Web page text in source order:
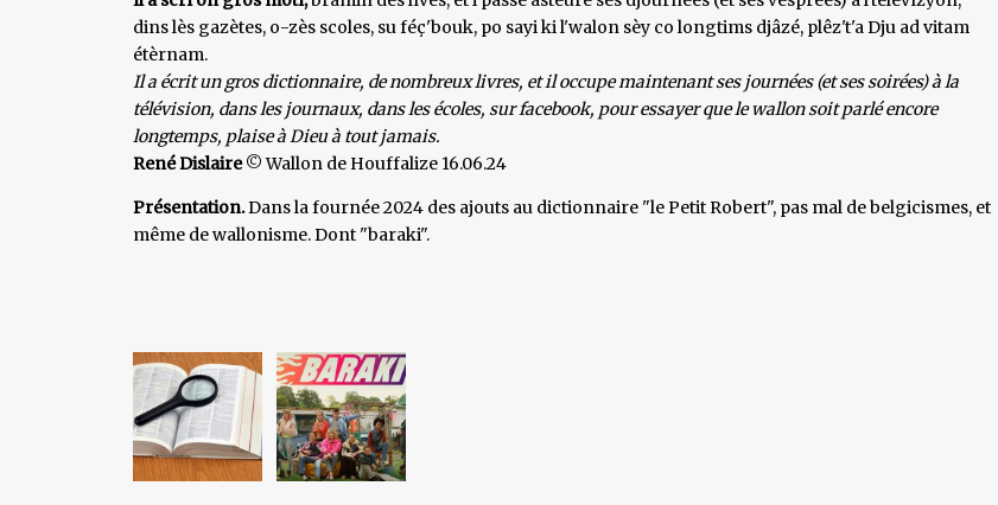
dins lès gazètes, o-zès scoles, su féç'bouk, po sayi ki l'walon sèy co longtims djâzé, plêz't'a Dju ad vitam
étèrnam.
Il a écrit un gros dictionnaire, de nombreux livres, et il occupe maintenant ses journées (et ses soirées) à la
télévision, dans les journaux, dans les écoles, sur facebook, pour essayer que le wallon soit parlé encore
longtemps, plaise à Dieu à tout jamais.
René Dislaire© Wallon de Houffalize 16.06.24
Présentation.Dans la fournée 2024 des ajouts au dictionnaire "le Petit Robert", pas mal de belgicismes, et
même de wallonisme. Dont "baraki".